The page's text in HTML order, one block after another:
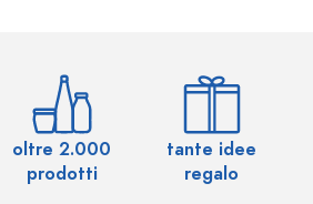
oltre 2.000
prodotti
tante idee
regalo